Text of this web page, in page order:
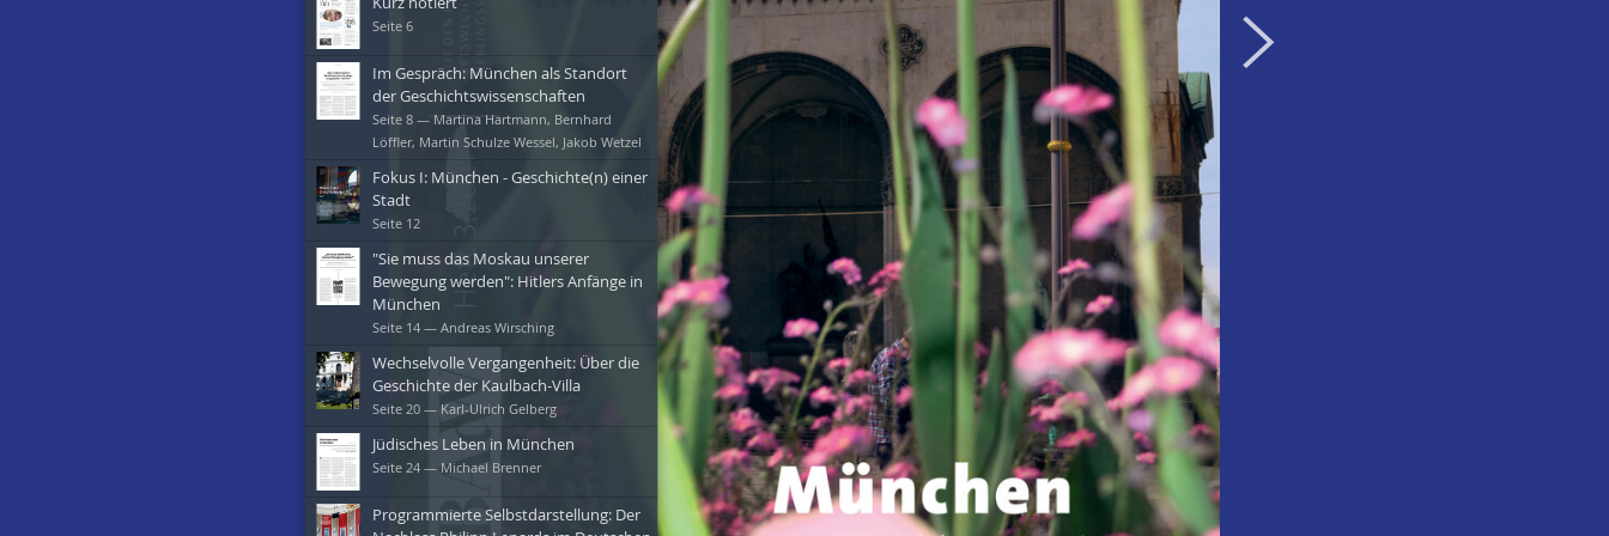
Seite6
Im Gespräch: München als Standort
der Geschichtswissenschaften
Seite8 — Martina Hartmann, Bernhard
Löffler, Martin Schulze Wessel, Jakob Wetzel
Fokus I: München - Geschichte(n) einer
Stadt
Seite12
"Sie muss das Moskau unserer
Bewegung werden": Hitlers Anfänge in
München
Seite14 — Andreas Wirsching
Wechselvolle Vergangenheit: Über die
Geschichte der Kaulbach-Villa
Seite20 — Karl-Ulrich Gelberg
Jüdisches Leben in München
Seite24 — Michael Brenner
Programmierte Selbstdarstellung: Der